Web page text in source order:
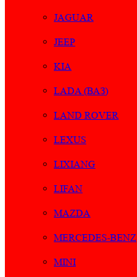
JAGUAR
JEEP
KIA
LADA (ВАЗ)
LAND ROVER
LEXUS
LIXIANG
LIFAN
MAZDA
MERCEDES-BENZ
MINI